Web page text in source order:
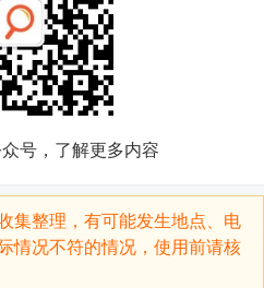
号，了解更多内容
集整理，有可能发生地点、电
情况不符的情况，使用前请核